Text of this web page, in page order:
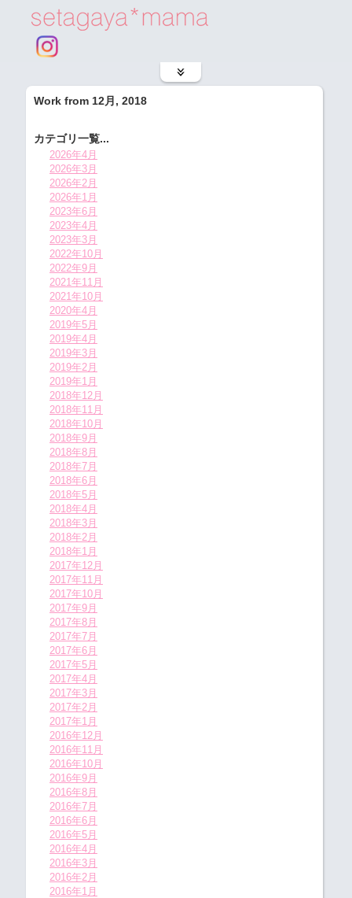
Work from 12月, 2018
カテゴリ一覧...
2026年4月
2026年3月
2026年2月
2026年1月
2023年6月
2023年4月
2023年3月
2022年10月
2022年9月
2021年11月
2021年10月
2020年4月
2019年5月
2019年4月
2019年3月
2019年2月
2019年1月
2018年12月
2018年11月
2018年10月
2018年9月
2018年8月
2018年7月
2018年6月
2018年5月
2018年4月
2018年3月
2018年2月
2018年1月
2017年12月
2017年11月
2017年10月
2017年9月
2017年8月
2017年7月
2017年6月
2017年5月
2017年4月
2017年3月
2017年2月
2017年1月
2016年12月
2016年11月
2016年10月
2016年9月
2016年8月
2016年7月
2016年6月
2016年5月
2016年4月
2016年3月
2016年2月
2016年1月